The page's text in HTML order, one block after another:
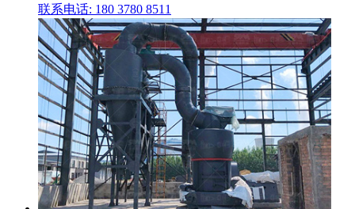
联系电话: 180 3780 8511